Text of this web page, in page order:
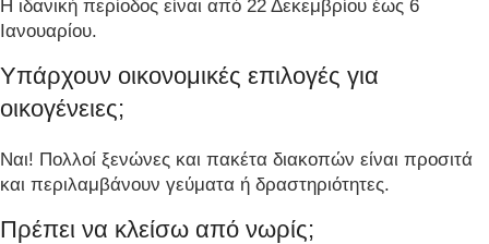
Η ιδανική περίοδος είναι από 22 Δεκεμβρίου έως 6
Ιανουαρίου.
Υπάρχουν οικονομικές επιλογές για
οικογένειες;
Ναι! Πολλοί ξενώνες και πακέτα διακοπών είναι προσιτά
και περιλαμβάνουν γεύματα ή δραστηριότητες.
Πρέπει να κλείσω από νωρίς;